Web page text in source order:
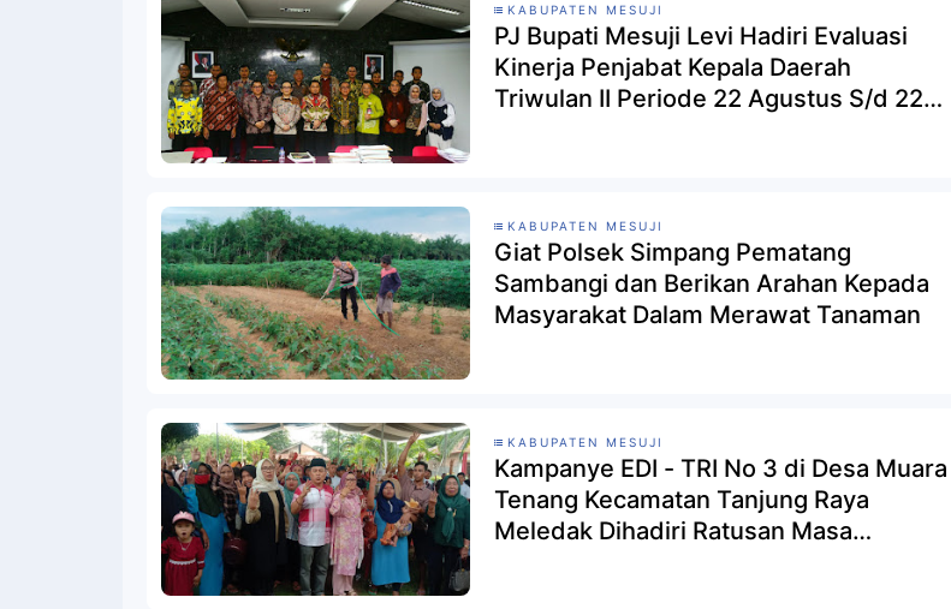
KABUPATEN MESUJI
PJ Bupati Mesuji Levi Hadiri Evaluasi
Kinerja Penjabat Kepala Daerah
Triwulan II Periode 22 Agustus S/d 22
KABUPATEN MESUJI
Giat Polsek Simpang Pematang
Sambangi dan Berikan Arahan Kepada
Masyarakat Dalam Merawat Tanaman
KABUPATEN MESUJI
Kampanye EDI - TRI No 3 di Desa Muara
Tenang Kecamatan Tanjung Raya
Meledak Dihadiri Ratusan Masa